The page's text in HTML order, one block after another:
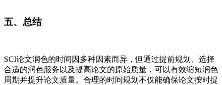
五、总结
SCI论文润色的时间因多种因素而异，但通过提前规划、选择
合适的润色服务以及提高论文的原始质量，可以有效缩短润色
周期并提升论文质量。合理的时间规划不仅能确保论文按时提